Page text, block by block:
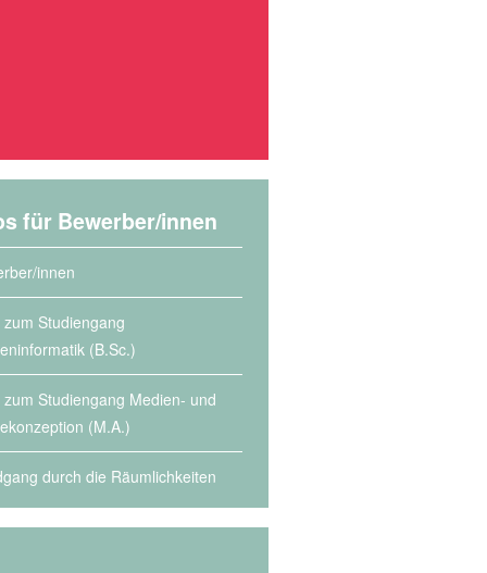
für Bewerber/innen
innen
zum Studiengang
(B.Sc.)
zum Studiengang Medien- und
(M.A.)
durch die Räumlichkeiten